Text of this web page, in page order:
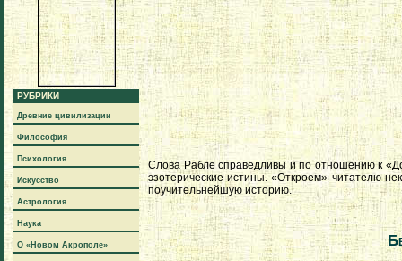
РУБРИКИ
Древние цивилизации
Философия
Психология
Искусство
Астрология
Наука
О «Новом Акрополе»
Слова Рабле справедливы и по отношению к
эзотерические истины. «Откроем» читателю
поучительнейшую историю.